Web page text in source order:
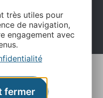
très utiles pour
de navigation,
engagement avec
fermer
ici